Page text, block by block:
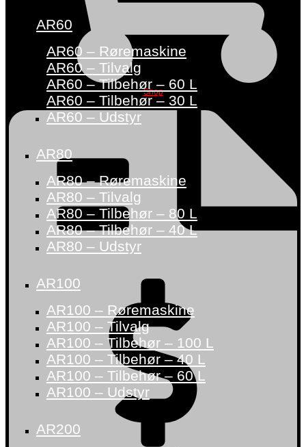
Shop
AR60
AR60 – Røremaskine
AR60 – Tilvalg
AR60 – Tilbehør – 60 L
AR60 – Tilbehør – 30 L
AR60 – Udstyr
AR80
AR80 – Røremaskine
AR80 – Tilvalg
AR80 – Tilbehør – 80 L
AR80 – Tilbehør – 40 L
AR80 – Udstyr
AR100
AR100 – Røremaskine
AR100 – Tilvalg
AR100 – Tilbehør – 100 L
AR100 – Tilbehør – 40 L
AR100 – Tilbehør – 60 L
AR100 – Udstyr
AR200